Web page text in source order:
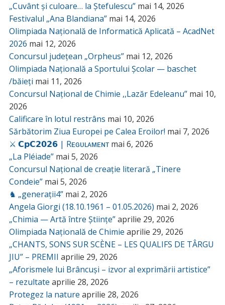
„Cuvânt și culoare… la Ștefulescu” mai 14, 2026
Festivalul „Ana Blandiana” mai 14, 2026
Olimpiada Națională de Informatică Aplicată – AcadNet
2026 mai 12, 2026
Concursul județean „Orpheus” mai 12, 2026
Olimpiada Națională a Sportului Școlar — baschet
/băieți mai 11, 2026
Concursul Național de Chimie ,,Lazăr Edeleanu” mai 10,
2026
Calificare în lotul restrâns mai 10, 2026
Sărbătorim Ziua Europei pe Calea Eroilor! mai 7, 2026
⚔️ 𝗖𝗽𝗖𝟮𝟬𝟮𝟲 | Rᴇɢᴜʟᴀᴍᴇɴᴛ mai 6, 2026
„La Pléiade” mai 5, 2026
Concursul Național de creație literară „Tinere
Condeie” mai 5, 2026
♞ „generații4” mai 2, 2026
Angela Giorgi (18.10.1961 – 01.05.2026) mai 2, 2026
„Chimia — Artă între Științe”aprilie 29, 2026
Olimpiada Națională de Chimie aprilie 29, 2026
„CHANTS, SONS SUR SCÈNE – LES QUALIFS DE TÂRGU
JIU” – PREMII aprilie 29, 2026
„Aforismele lui Brâncuși – izvor al exprimării artistice”
– rezultate aprilie 28, 2026
Protegez la nature aprilie 28, 2026